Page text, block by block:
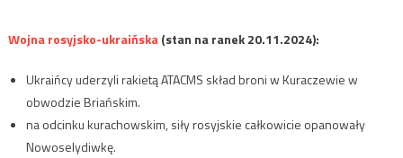
Wojna rosyjsko-ukraińska(stan na ranek 20.11.2024):
Ukraińcy uderzyli rakietą ATACMS skład broni w Kuraczewie w
obwodzie Briańskim.
na odcinku kurachowskim, siły rosyjskie całkowicie opanowały
Nowoselydiwkę.